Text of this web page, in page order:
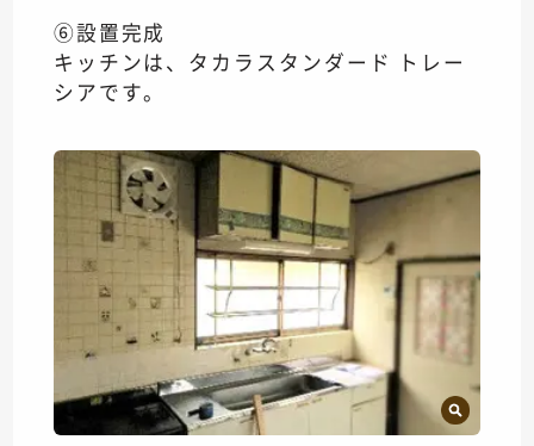
⑥設置完成
キッチンは、タカラスタンダード トレー
シアです。